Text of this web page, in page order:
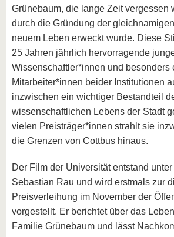
Grünebaum, die lange Zeit vergessen
durch die Gründung der
neuem Leben erweckt wurde. Diese
25 Jahren jährlich hervorragende
Wissenschaftler*innen und besonders
Mitarbeiter*innen beider Institutionen
inzwischen ein wichtiger Bestandteil
wissenschaftlichen Lebens der Stadt
vielen Preisträger*innen strahlt sie
die Grenzen von Cottbus hinaus.
Der Film der Universität entstand
Sebastian Rau und wird erstmals zur
Preisverleihung im November der
vorgestellt. Er berichtet über das
Familie Grünebaum und lässt